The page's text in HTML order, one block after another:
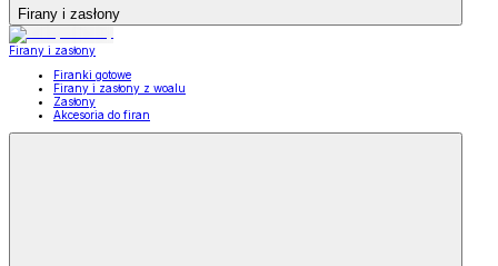
Firany i zasłony
Firany i zasłony
Firanki gotowe
Firany i zasłony z woalu
Zasłony
Akcesoria do firan